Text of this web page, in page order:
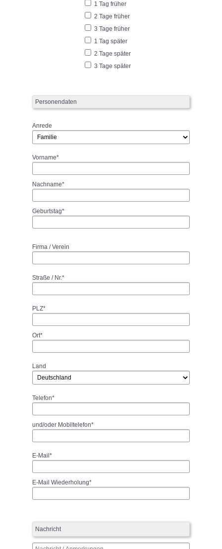
1 Tag früher
2 Tage früher
3 Tage früher
1 Tag später
2 Tage später
3 Tage später
Personendaten
Anrede
Vorname*
Nachname*
Geburtstag*
Firma / Verein
Straße / Nr.*
PLZ*
Ort*
Land
Telefon*
und/oder Mobiltelefon*
E-Mail*
E-Mail Wiederholung*
Nachricht